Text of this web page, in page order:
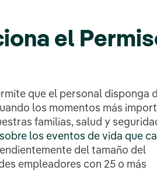
el
que el personal disponga
los momentos más
familias, salud y
los eventos de vida que
del tamaño del
empleadores con 25 o más